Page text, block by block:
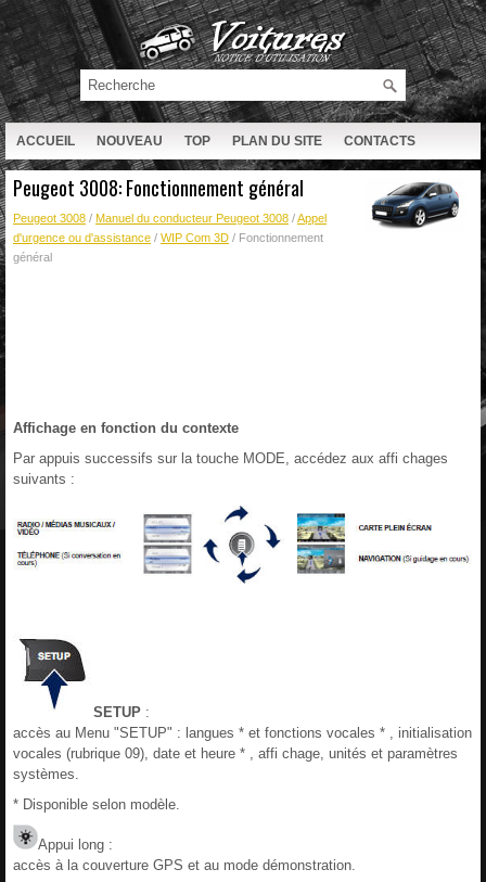
ACCUEIL NOUVEAU TOP PLAN DU SITE CONTACTS
RECHERCHE
Peugeot 3008: Fonctionnement général
Peugeot 3008 / Manuel du conducteur Peugeot 3008 /Appel
d'urgence ou d'assistance / WIP Com 3D / Fonctionnement
général
Affichage en fonction du contexte
Par appuis successifs sur la touche MODE, accédez aux affi chages
suivants :
SETUP :
accès au Menu "SETUP" : langues * et fonctions vocales * , initialisation
vocales (rubrique 09), date et heure * , affi chage, unités et paramètres
systèmes.
* Disponible selon modèle.
Appui long :
accès à la couverture GPS et au mode démonstration.